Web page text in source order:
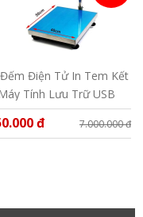
Điện Tử In Tem Kết
Tính Lưu Trữ USB
LPC30
đ 7.000.000 đ